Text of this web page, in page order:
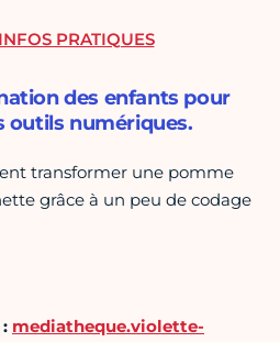
des enfants pour
outils numériques.
transformer une pomme
grâce à un peu de codage
mediatheque.violette-
PRATIQUES